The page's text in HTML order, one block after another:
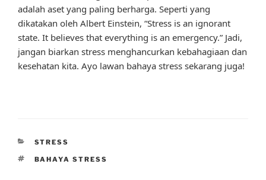
adalah aset yang paling berharga. Seperti yang
dikatakan oleh Albert Einstein, “Stress is an ignorant
state. It believes that everything is an emergency.” Jadi,
jangan biarkan stress menghancurkan kebahagiaan dan
kesehatan kita. Ayo lawan bahaya stress sekarang juga!
CATEGORIES
STRESS
TAGS
BAHAYA STRESS